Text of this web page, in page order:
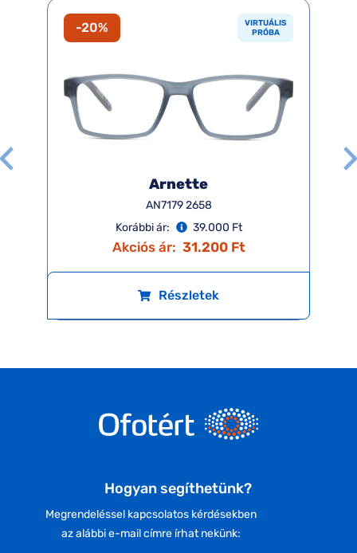
-20%
VIRTUÁLIS
PRÓBA
Arnette
AN7179 2658
Korábbi ár:
39.000 Ft
Akciós ár: 31.200 Ft
Részletek
Hogyan segíthetünk?
Megrendeléssel kapcsolatos kérdésekben
az alábbi e-mail címre írhat nekünk: